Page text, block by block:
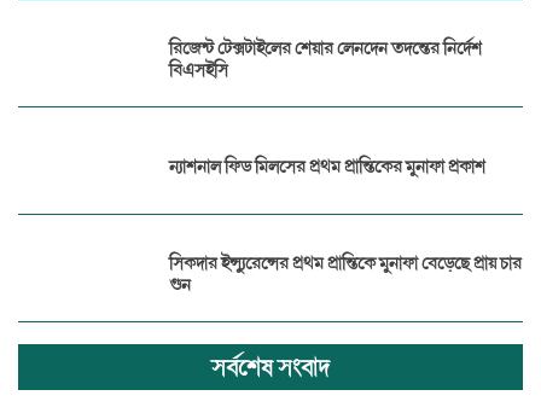
রিজেন্ট টেক্সটাইলের শেয়ার লেনদেন তদন্তের নির্দেশ
বিএসইসি
ন্যাশনাল ফিড মিলসের প্রথম প্রান্তিকের মুনাফা প্রকাশ
সিকদার ইন্স্যুরেন্সের প্রথম প্রান্তিকে মুনাফা বেড়েছে প্রায় চার
গুন
সর্বশেষ সংবাদ